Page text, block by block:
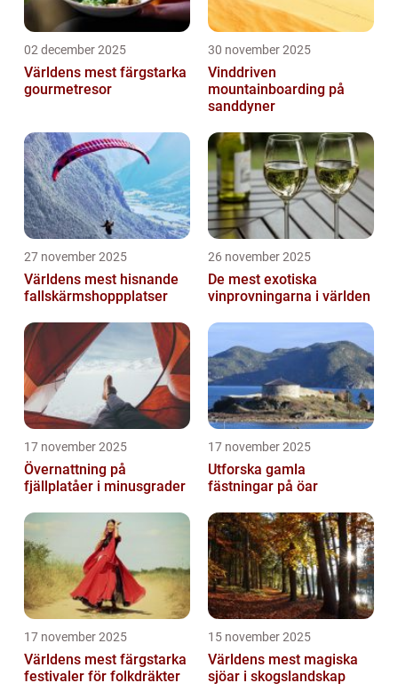
02 december 2025
Världens mest färgstarka
gourmetresor
30 november 2025
Vinddriven
mountainboarding på
sanddyner
27 november 2025
Världens mest hisnande
fallskärmshoppplatser
26 november 2025
De mest exotiska
vinprovningarna i världen
17 november 2025
Övernattning på
fjällplatåer i minusgrader
17 november 2025
Utforska gamla
fästningar på öar
17 november 2025
Världens mest färgstarka
festivaler för folkdräkter
15 november 2025
Världens mest magiska
sjöar i skogslandskap